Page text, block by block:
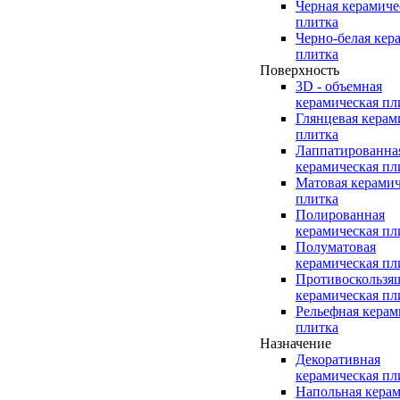
Черная
плитка
Черно-белая
плитка
Поверхность
3D - объемная
керамическая
Глянцевая
плитка
керамическая
Матовая
плитка
Полированная
керамическая
Полуматовая
керамическая
керамическая
Рельефная
плитка
Назначение
Декоративная
керамическая
Напольная